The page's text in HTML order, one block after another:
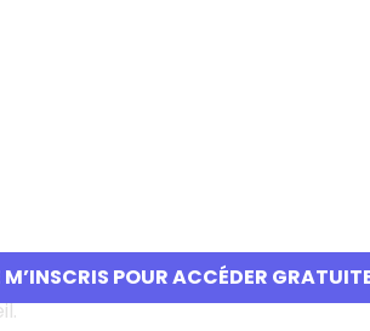
M’INSCRIS POUR ACCÉDER